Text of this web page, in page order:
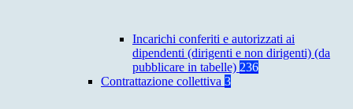
Incarichi conferiti e autorizzati ai
dipendenti (dirigenti e non dirigenti) (da
pubblicare in tabelle) 236
Contrattazione collettiva 3